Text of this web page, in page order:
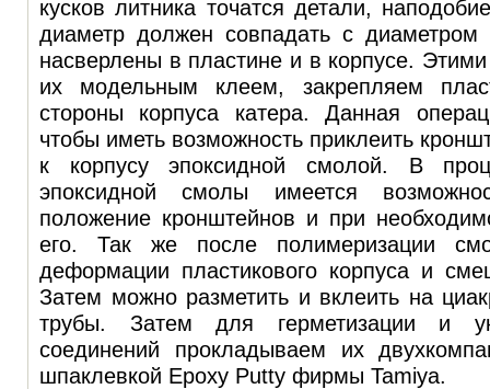
кусков литника точатся детали,
диаметр должен совпадать с диаметром
насверлены в пластине и в корпусе.
их модельным клеем, закрепляем
стороны корпуса катера. Данная
чтобы иметь возможность приклеить
к корпусу эпоксидной смолой. В
эпоксидной смолы имеется
положение кронштейнов и при
его. Так же после полимеризации
деформации пластикового корпуса и
Затем можно разметить и вклеить на
трубы. Затем для герметизации и
соединений прокладываем их
шпаклевкой Epoxy Putty фирмы Tamiya.